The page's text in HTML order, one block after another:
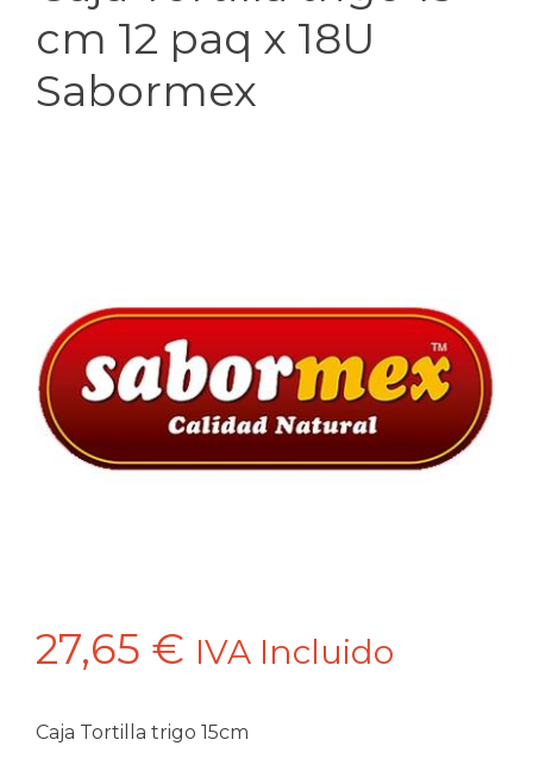
cm 12 paq x 18U
Sabormex
27,65 € IVA Incluido
Caja Tortilla trigo 15cm